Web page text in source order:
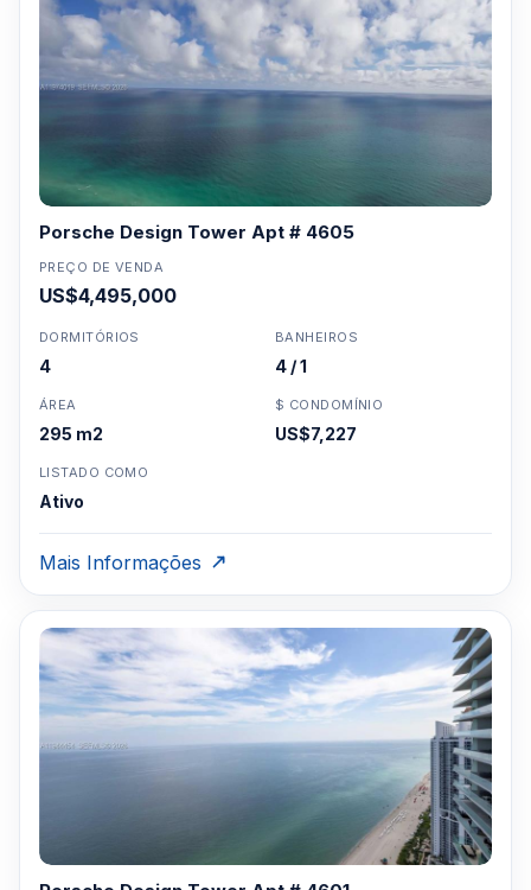
Porsche Design Tower Apt # 4605
PREÇO DE VENDA
US$4,495,000
DORMITÓRIOS
4
BANHEIROS
4 / 1
ÁREA
295 m2
$ CONDOMÍNIO
US$7,227
LISTADO COMO
Ativo
Mais Informações